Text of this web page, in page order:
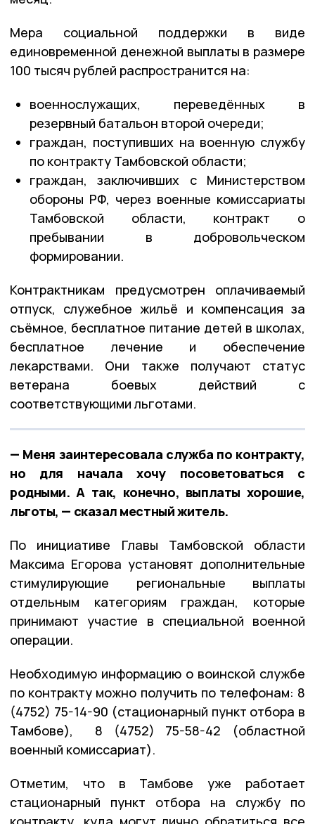
Мера социальной поддержки в виде
единовременной денежной выплаты в размере
100 тысяч рублей распространится на:
военнослужащих, переведённых в
резервный батальон второй очереди;
граждан, поступивших на военную службу
по контракту Тамбовской области;
граждан, заключивших с Министерством
обороны РФ, через военные комиссариаты
Тамбовской области, контракт о
пребывании в добровольческом
формировании.
Контрактникам предусмотрен оплачиваемый
отпуск, служебное жильё и компенсация за
съёмное, бесплатное питание детей в школах,
бесплатное лечение и обеспечение
лекарствами. Они также получают статус
ветерана боевых действий с
соответствующими льготами.
— Меня заинтересовала служба по контракту,
но для начала хочу посоветоваться с
родными. А так, конечно, выплаты хорошие,
льготы, — сказал местный житель.
По инициативе Главы Тамбовской области
Максима Егорова установят дополнительные
стимулирующие региональные выплаты
отдельным категориям граждан, которые
принимают участие в специальной военной
операции.
Необходимую информацию о воинской службе
по контракту можно получить по телефонам: 8
(4752) 75-14-90 (стационарный пункт отбора в
Тамбове), 8 (4752) 75-58-42 (областной
военный комиссариат).
Отметим, что в Тамбове уже работает
стационарный пункт отбора на службу по